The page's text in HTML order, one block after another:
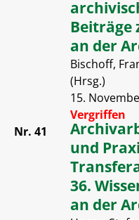
Beiträge
an der
Bischoff,
(Hrsg.)
15.
Vergriffen
Nr. 41
und
36.
an der